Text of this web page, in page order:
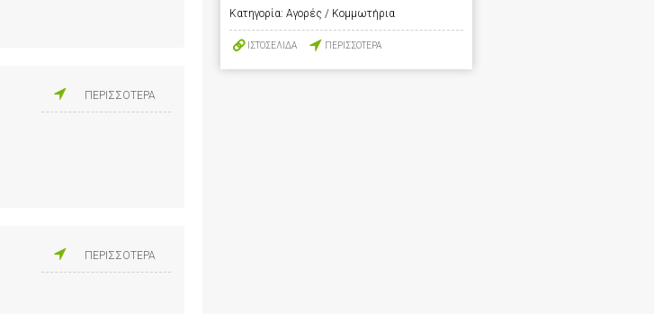
ΠΕΡΙΣΣΟΤΕΡΑ
ΠΕΡΙΣΣΟΤΕΡΑ
Κατηγορία: Αγορές / Κομμωτήρια
ΙΣΤΟΣΕΛΙΔΑ ΠΕΡΙΣΣΟΤΕΡΑ